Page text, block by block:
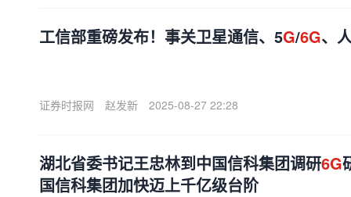
工信部重磅发布！事关卫星通信、5G/6G、
证券时报网 赵发新 2025-08-27 22:28
湖北省委书记王忠林到中国信科集团调研6G
国信科集团加快迈上千亿级台阶